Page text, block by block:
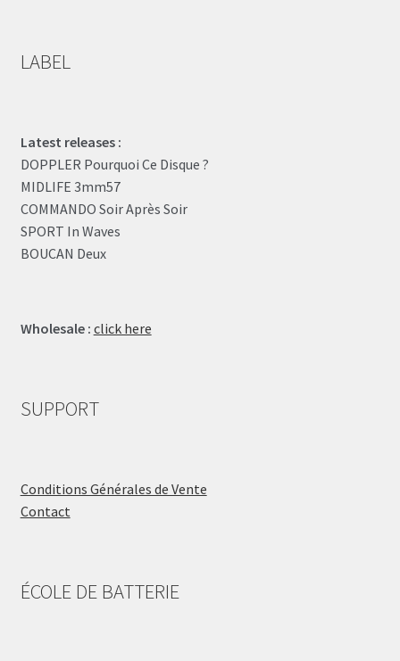
LABEL
Latest releases :
DOPPLER Pourquoi Ce Disque ?
MIDLIFE 3mm57
COMMANDO Soir Après Soir
SPORT In Waves
BOUCAN Deux
Wholesale : click here
SUPPORT
Conditions Générales de Vente
Contact
ÉCOLE DE BATTERIE